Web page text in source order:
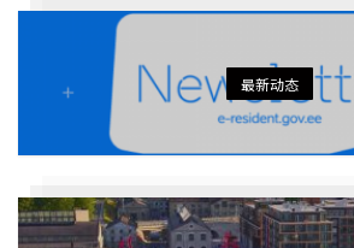
最新动态